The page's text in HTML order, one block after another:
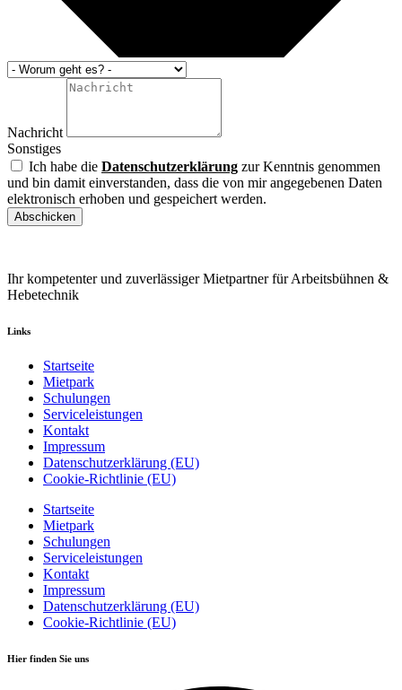
Nachricht
Sonstiges
Ich habe die Datenschutzerklärung zur Kenntnis genommen
und bin damit einverstanden, dass die von mir angegebenen Daten
elektronisch erhoben und gespeichert werden.
Abschicken
Ihr kompetenter und zuverlässiger Mietpartner für Arbeitsbühnen &
Hebetechnik
Links
Startseite
Mietpark
Schulungen
Serviceleistungen
Kontakt
Impressum
Datenschutzerklärung (EU)
Cookie-Richtlinie (EU)
Startseite
Mietpark
Schulungen
Serviceleistungen
Kontakt
Impressum
Datenschutzerklärung (EU)
Cookie-Richtlinie (EU)
Hier finden Sie uns